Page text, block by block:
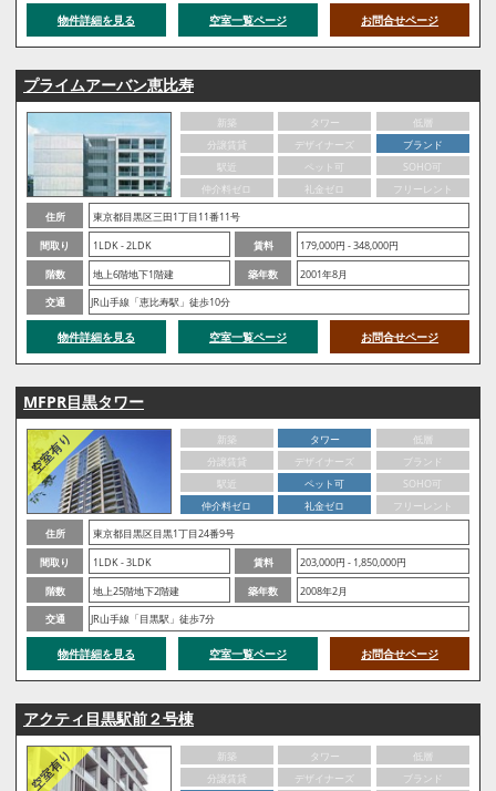
物件詳細を見る 空室一覧ページ お問合せページ
プライムアーバン恵比寿
新築 タワー
低層
分譲賃貸
デザイナーズ
ブランド
駅近
ペット可
SOHO可
仲介料ゼロ
礼金ゼロ
フリーレント
住所
東京都目黒区三田1丁目11番11号
間取り
1LDK - 2LDK 賃料
179,000円 - 348,000円
階数
地上6階地下1階建 築年数
2001年8月
交通
JR山手線「恵比寿駅」徒歩10分
物件詳細を見る 空室一覧ページ お問合せページ
MFPR目黒タワー
新築 タワー
低層
分譲賃貸
デザイナーズ
ブランド
駅近
ペット可
SOHO可
仲介料ゼロ
礼金ゼロ
フリーレント
住所
東京都目黒区目黒1丁目24番9号
間取り
1LDK - 3LDK 賃料
203,000円 - 1,850,000円
階数
地上25階地下2階建 築年数
2008年2月
交通
JR山手線「目黒駅」徒歩7分
物件詳細を見る 空室一覧ページ お問合せページ
アクティ目黒駅前２号棟
新築 タワー
低層
分譲賃貸
デザイナーズ
ブランド